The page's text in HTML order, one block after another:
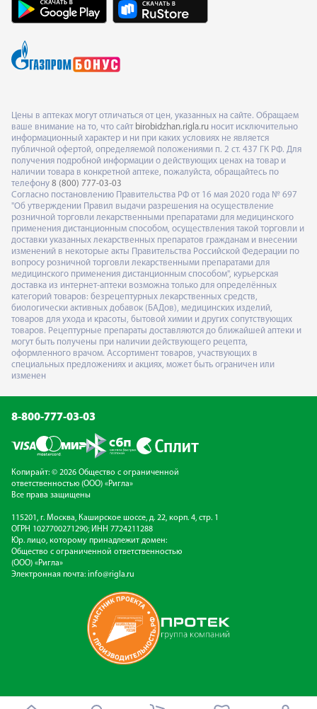
Цены в аптеках могут отличаться от цен, указанных на сайте. Обращаем
ваше внимание на то, что сайт birobidzhan.rigla.ru носит исключительно
информационный характер и ни при каких условиях не является
публичной офертой, определяемой положениями п. 2 ст. 437 ГК РФ. Для
получения подробной информации о действующих ценах на товар и
наличии товара в конкретной аптеке, пожалуйста, обращайтесь по
телефону 8 (800) 777-03-03
Согласно постановлению Правительства РФ от 16 мая 2020 года № 697
"Об утверждении Правил выдачи разрешения на осуществление
розничной торговли лекарственными препаратами для медицинского
применения дистанционным способом, осуществления такой торговли и
доставки указанных лекарственных препаратов гражданам и внесении
изменений в некоторые акты Правительства Российской Федерации по
вопросу розничной торговли лекарственными препаратами для
медицинского применения дистанционным способом", курьерская
доставка из интернет-аптеки возможна только для определённых
категорий товаров: безрецептурных лекарственных средств,
биологически активных добавок (БАДов), медицинских изделий,
товаров для ухода и красоты, бытовой химии и других сопутствующих
товаров. Рецептурные препараты доставляются до ближайшей аптеки и
могут быть получены при наличии действующего рецепта,
оформленного врачом. Ассортимент товаров, участвующих в
специальных предложениях и акциях, может быть ограничен или
изменен
8-800-777-03-03
Копирайт: © 2026 Общество с ограниченной
ответственностью (ООО) «Ригла»
Все права защищены
115201, г. Москва, Каширское шоссе, д. 22, корп. 4, стр. 1
ОГРН 1027700271290; ИНН 7724211288
Юр. лицо, которому принадлежит домен:
Общество с ограниченной ответственностью
(ООО) «Ригла»
Электронная почта: info@rigla.ru